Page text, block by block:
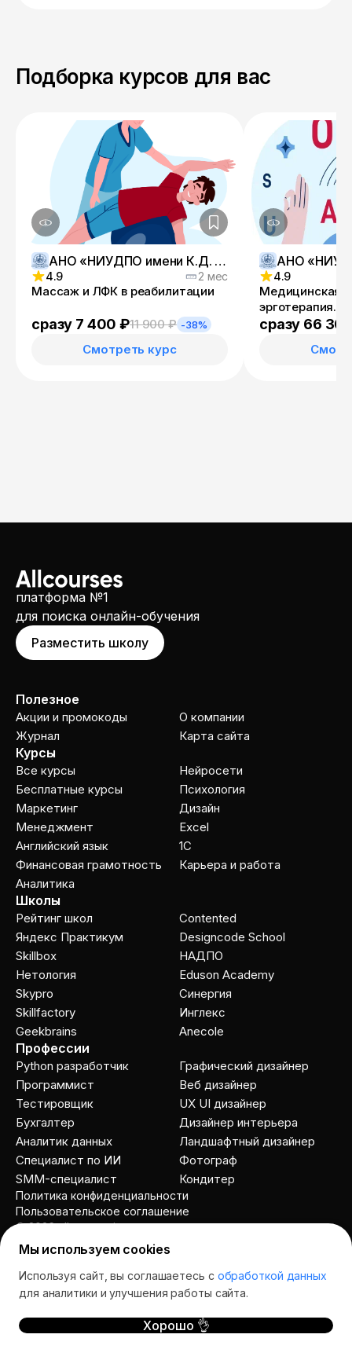
Подборка курсов для вас
АНО «НИУДПО имени К.Д. Ушинского»
4.9 2 мес
Массаж и ЛФК в реабилитации
сразу 7 400 ₽11 900 ₽ -38%
Смотреть курс
4.9
Медицинская
эрготерапия.
помощь
психических
сразу 66
платформа №1
для поиска онлайн-обучения
Разместить школу
Полезное
Акции и промокоды
Журнал
О компании
Карта сайта
Курсы
Все курсы
Бесплатные курсы
Маркетинг
Менеджмент
Английский язык
Финансовая грамотность
Аналитика
Нейросети
Психология
Дизайн
Excel
1C
Карьера и работа
Школы
Рейтинг школ
Яндекс Практикум
Skillbox
Нетология
Skypro
Skillfactory
Geekbrains
Contented
Designcode School
НАДПО
Eduson Academy
Cинергия
Инглекс
Anecole
Профессии
Python разработчик
Программист
Тестировщик
Бухгалтер
Аналитик данных
Специалист по ИИ
SMM-специалист
Графический дизайнер
Веб дизайнер
UX UI дизайнер
Дизайнер интерьера
Ландшафтный дизайнер
Фотограф
Кондитер
© 2026 allcourses.io
Пользовательское соглашение
Политика конфиденциальности
Мы используем cookies
Используя сайт, вы соглашаетесь с обработкой данных
для аналитики и улучшения работы сайта.
Хорошо 👌